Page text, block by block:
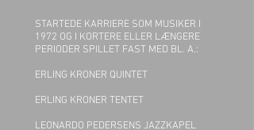
STARTEDE KARRIERE SOM MUSIKER I
1972 OG I KORTERE ELLER LÆNGERE
PERIODER SPILLET FAST MED BL. A.:
ERLING KRONER QUINTET
ERLING KRONER TENTET
LEONARDO PEDERSENS JAZZKAPEL